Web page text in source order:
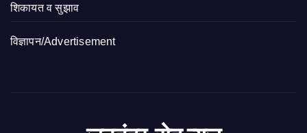
शिकायत व सुझाव
विज्ञापन/Advertisement